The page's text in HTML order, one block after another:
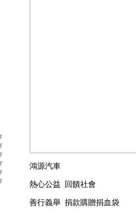
》
好
》
鴻源汽車
熱心公益 回饋社會
善行義舉 捐款購贈捐血袋